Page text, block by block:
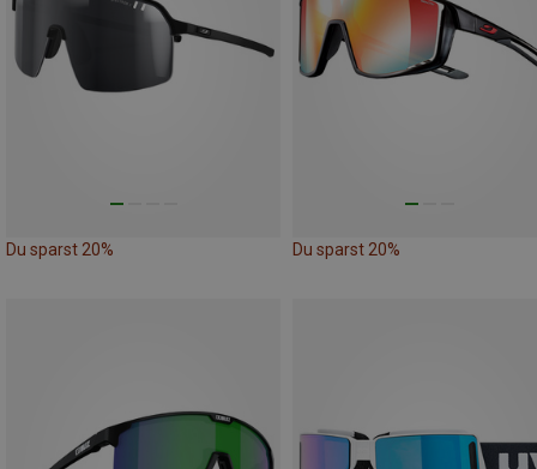
Du sparst 20% Du sparst 20%